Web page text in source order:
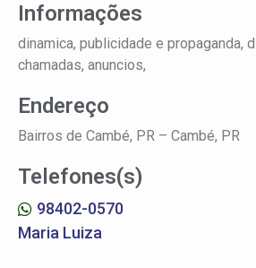
Informações
dinamica, publicidade e propaganda,
chamadas, anuncios,
Endereço
Bairros de Cambé, PR – Cambé, PR
Telefones(s)
98402-0570
Maria Luiza